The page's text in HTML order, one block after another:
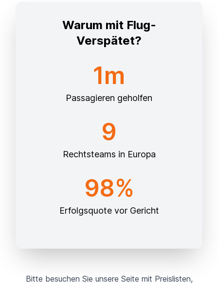
Warum mit Flug-
Verspätet?
1m
Passagieren geholfen
9
Rechtsteams in Europa
98%
Erfolgsquote vor Gericht
Bitte besuchen Sie unsere Seite mit Preislisten,